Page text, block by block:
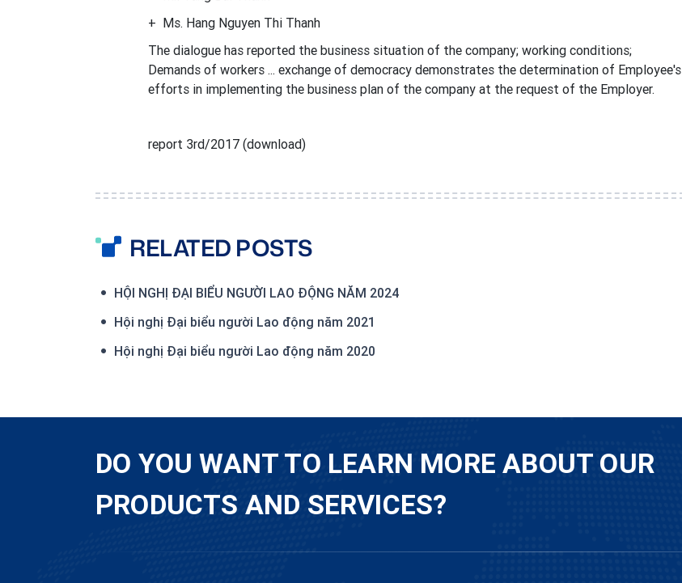
+ Ms. Hang Nguyen Thi Thanh
The dialogue has reported the business situation of the company; working conditions;
Demands of workers ... exchange of democracy demonstrates the determination of Employee's
efforts in implementing the business plan of the company at the request of the Employer.
report 3rd/2017 (download)
RELATED POSTS
HỘI NGHỊ ĐẠI BIỂU NGƯỜI LAO ĐỘNG NĂM 2024
Hội nghị Đại biểu người Lao động năm 2021
Hội nghị Đại biểu người Lao động năm 2020
DO YOU WANT TO LEARN MORE ABOUT OUR
PRODUCTS AND SERVICES?